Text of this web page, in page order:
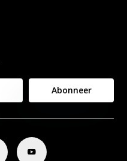
Abonneer